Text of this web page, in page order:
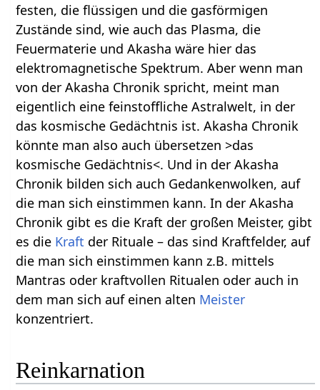
festen, die flüssigen und die gasförmigen
Zustände sind, wie auch das Plasma, die
Feuermaterie und Akasha wäre hier das
elektromagnetische Spektrum. Aber wenn man
von der Akasha Chronik spricht, meint man
eigentlich eine feinstoffliche Astralwelt, in der
das kosmische Gedächtnis ist. Akasha Chronik
könnte man also auch übersetzen >das
kosmische Gedächtnis<. Und in der Akasha
Chronik bilden sich auch Gedankenwolken, auf
die man sich einstimmen kann. In der Akasha
Chronik gibt es die Kraft der großen Meister, gibt
es die Kraft der Rituale – das sind Kraftfelder, auf
die man sich einstimmen kann z.B. mittels
Mantras oder kraftvollen Ritualen oder auch in
dem man sich auf einen alten Meister
konzentriert.
Reinkarnation